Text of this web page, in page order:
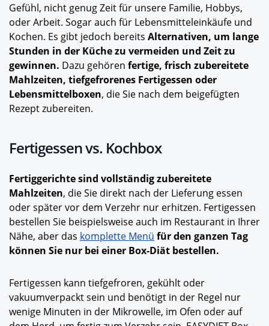
Gefühl, nicht genug Zeit für unsere Familie, Hobbys,
oder Arbeit. Sogar auch für Lebensmitteleinkäufe und
Kochen. Es gibt jedoch bereits Alternativen, um lange
Stunden in der Küche zu vermeiden und Zeit zu
gewinnen. Dazu gehören fertige, frisch zubereitete
Mahlzeiten, tiefgefrorenes Fertigessen oder
Lebensmittelboxen, die Sie nach dem beigefügten
Rezept zubereiten.
Fertigessen vs. Kochbox
Fertiggerichte sind vollständig zubereitete
Mahlzeiten, die Sie direkt nach der Lieferung essen
oder später vor dem Verzehr nur erhitzen. Fertigessen
bestellen Sie beispielsweise auch im Restaurant in Ihrer
Nähe, aber das komplette Menü für den ganzen Tag
können Sie nur bei einer Box-Diät bestellen.
Fertigessen kann tiefgefroren, gekühlt oder
vakuumverpackt sein und benötigt in der Regel nur
wenige Minuten in der Mikrowelle, im Ofen oder auf